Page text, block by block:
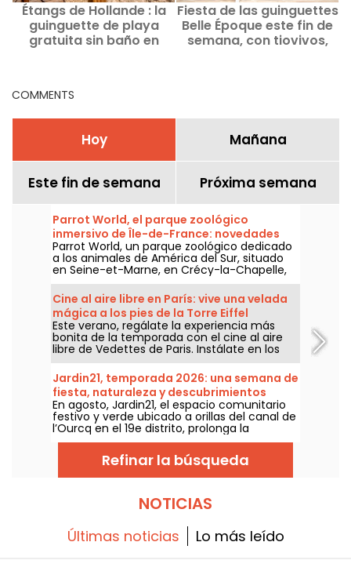
Étangs de Hollande : la
guinguette de playa
gratuita sin baño en
Fiesta de las guinguettes
Belle Époque este fin de
semana, con tiovivos,
COMMENTS
Hoy Mañana
Este fin de semana Próxima semana
Parrot World, el parque zoológico
inmersivo de Île-de-France: novedades
para 2026
Parrot World, un parque zoológico dedicado
a los animales de América del Sur, situado
en Seine-et-Marne, en Crécy-la-Chapelle,
abrirá sus puertas a partir del 7 de febrero
de 2026. Si aún no has visitado este
zoológico, allí te esperan jaguares, pingüinos
y coloridos loros que vuelan en una de las
mayores aviarios de Europa, además de
opciones de alojamiento en lodges para
dormir muy cerca de los animales. Un
espacio exótico y respetuoso con el medio
ambiente que encanta tanto a niños como
a adultos.
Cine al aire libre en París: vive una velada
mágica a los pies de la Torre Eiffel
Este verano, regálate la experiencia más
bonita de la temporada con el cine al aire
libre de Vedettes de Paris. Instálate en los
muelles, a los pies de la Torre Eiffel, para una
proyección bajo las estrellas; disfruta de un
ambiente cálido, de un bar efímero Gallia y,
para una velada aún más inolvidable,
combina tu sesión con un crucero por la
Seine. Del 26 al 30 de agosto, vive el cine de
una manera distinta, en un marco único en
pleno corazón de París.
Jardin21, temporada 2026: una semana de
fiesta, naturaleza y descubrimientos
culturales en el corazón del Parque de la
Villette
En agosto, Jardin21, el espacio comunitario
festivo y verde ubicado a orillas del canal de
l’Ourcq en el 19e distrito, prolonga la
temporada con una programación rica y
variada. Aprovéchenlo para vivir plenamente
estos días luminosos: iniciativas
comprometidas, talleres de jardinería,
sesión de yoga… Todo está listo para
escaparse sin salir de París. Entrada libre.
Refinar la búsqueda
NOTICIAS
Últimas noticias Lo más leído